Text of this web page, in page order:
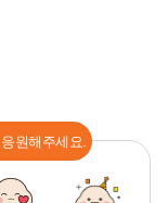
원해주세요.